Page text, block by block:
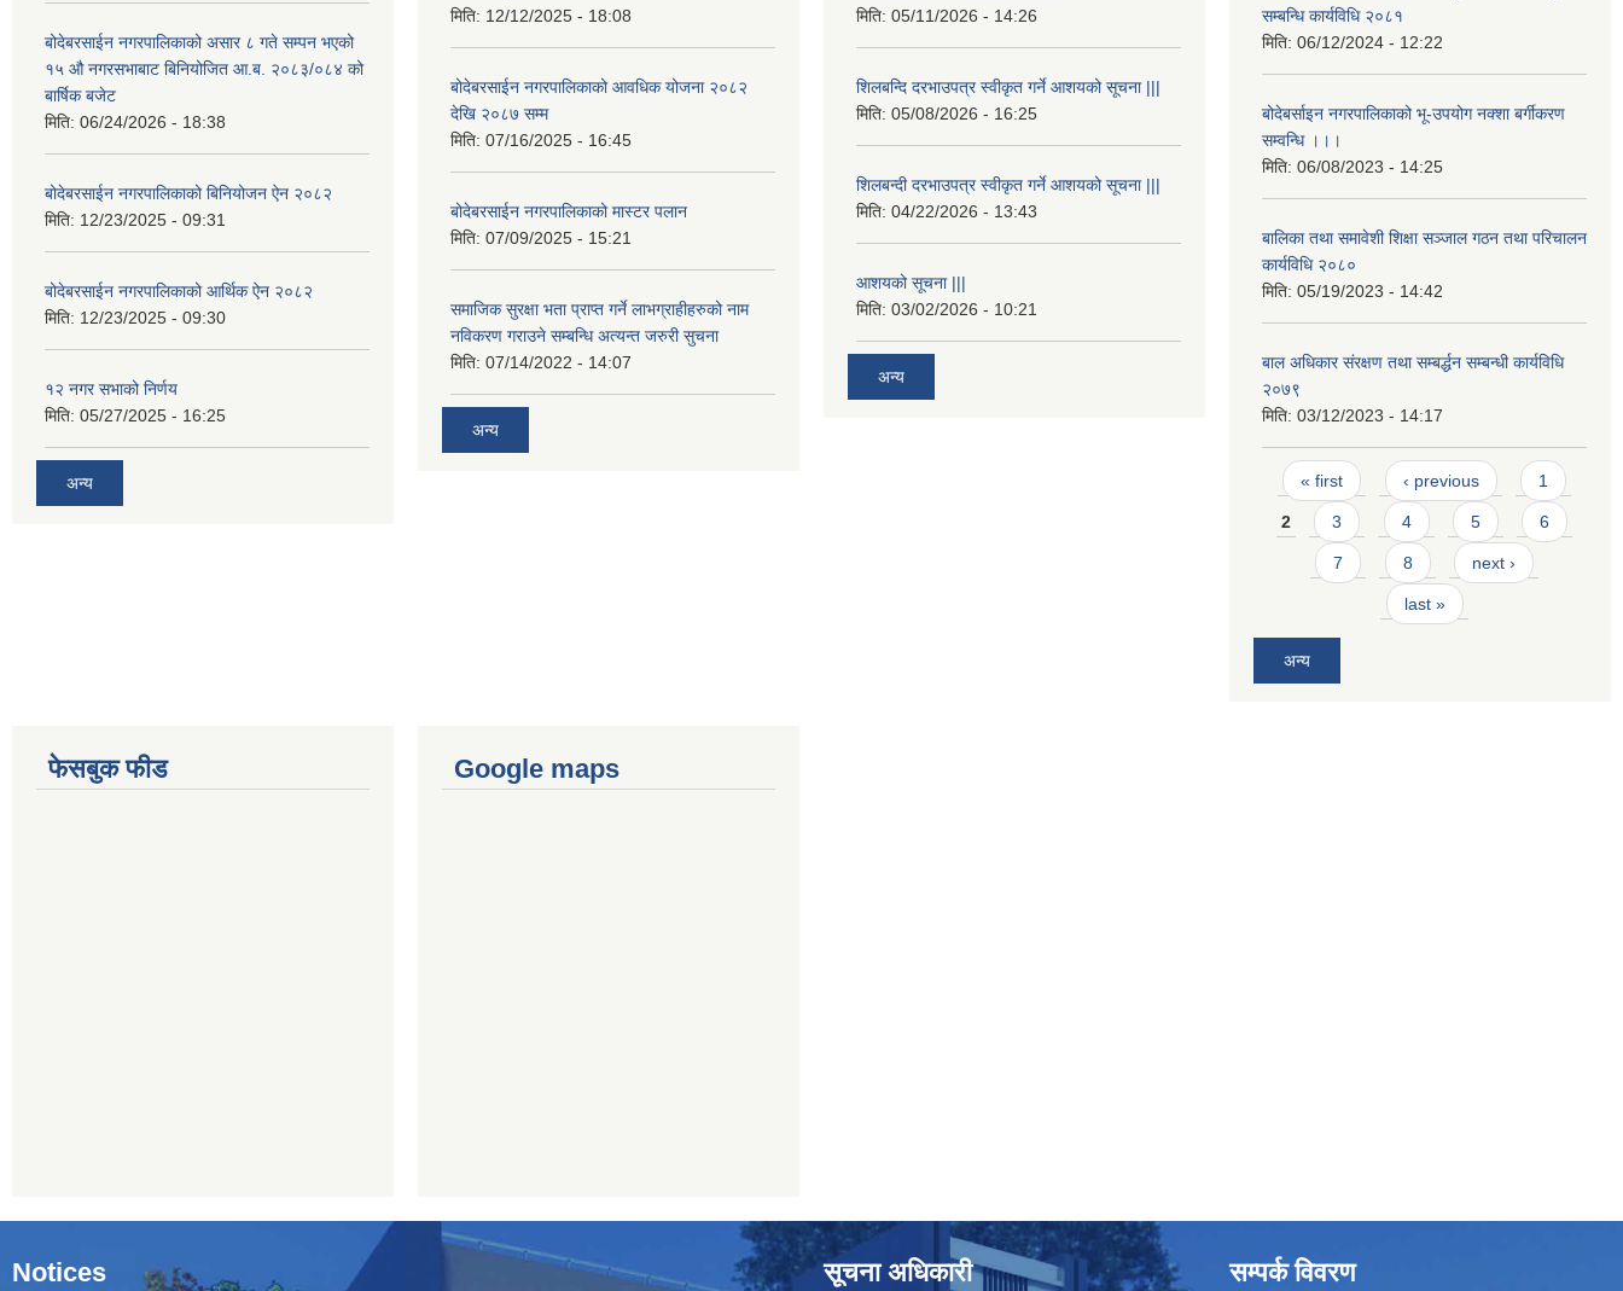
बोदेबरसाईन नगरपालिकाको असार ८ गते सम्पन भएको
१५ ‍‍‍औ नगरसभाबाट बिनियोजित आ.ब. २०८३/०८४ को
बार्षिक बजेट
मिति: 06/24/2026 - 18:38
बोदेबरसाईन नगरपालिकाको बिनियोजन ऐन २०८२
मिति: 12/23/2025 - 09:31
बोदेबरसाईन नगरपालिकाको आर्थिक ऐन २०८२
मिति: 12/23/2025 - 09:30
१२ नगर सभाको निर्णय
मिति: 05/27/2025 - 16:25
अन्य
मिति: 12/12/2025 - 18:08
बोदेबरसाईन नगरपालिकाको आवधिक योजना २०८२
देखि २०८७ सम्म
मिति: 07/16/2025 - 16:45
बोदेबरसाईन नगरपालिकाको मास्टर पलान
मिति: 07/09/2025 - 15:21
समाजिक सुरक्षा भता प्राप्त गर्ने लाभग्राहीहरुको नाम
नविकरण गराउने सम्बन्धि अत्यन्त जरुरी सुचना
मिति: 07/14/2022 - 14:07
अन्य
मिति: 05/11/2026 - 14:26
शिलबन्दि दरभाउपत्र स्वीकृत गर्ने आशयको सूचना |||
मिति: 05/08/2026 - 16:25
शिलबन्दी दरभाउपत्र स्वीकृत गर्ने आशयको सूचना |||
मिति: 04/22/2026 - 13:43
आशयको सूचना |||
मिति: 03/02/2026 - 10:21
अन्य
सम्बन्धि कार्यविधि २०८१
मिति: 06/12/2024 - 12:22
बोदेबर्साइन नगरपालिकाको भू-उपयोग नक्शा बर्गीकरण
सम्वन्धि ।।।
मिति: 06/08/2023 - 14:25
बालिका तथा समावेशी शिक्षा सञ्जाल गठन तथा परिचालन
कार्यविधि २०८०
मिति: 05/19/2023 - 14:42
बाल अधिकार संरक्षण तथा सम्बर्द्धन सम्बन्धी कार्यविधि
२०७९
मिति: 03/12/2023 - 14:17
Pages
« first ‹ previous 1
2 3 4 5 6
7 8 next ›
last »
अन्य
फेसबुक फीड Google maps
Notices सूचना अधिकारी सम्पर्क विवरण